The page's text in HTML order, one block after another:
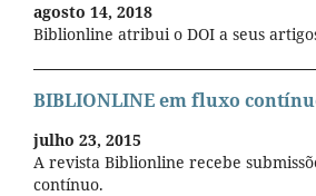
agosto 14, 2018
Biblionline atribui o DOI a seus
BIBLIONLINE em fluxo
julho 23, 2015
A revista Biblionline recebe
contínuo.